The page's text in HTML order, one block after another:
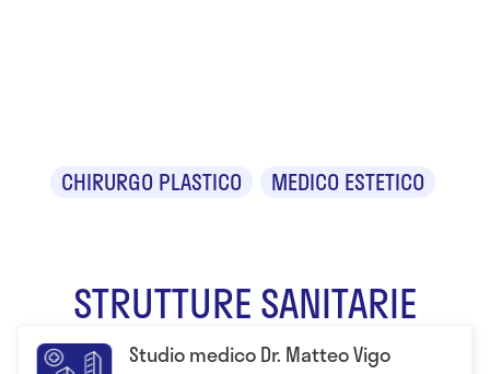
CHIRURGO PLASTICO MEDICO ESTETICO
STRUTTURE SANITARIE
Studio medico Dr. Matteo Vigo